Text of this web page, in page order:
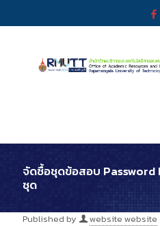
จัดซื้อชุดข้อสอบ Password
ชุด
Published by website website